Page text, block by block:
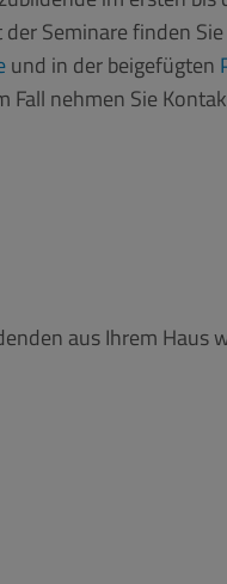
Seminare finden Sie
und in der beigefügten
Fall nehmen Sie
aus Ihrem Haus